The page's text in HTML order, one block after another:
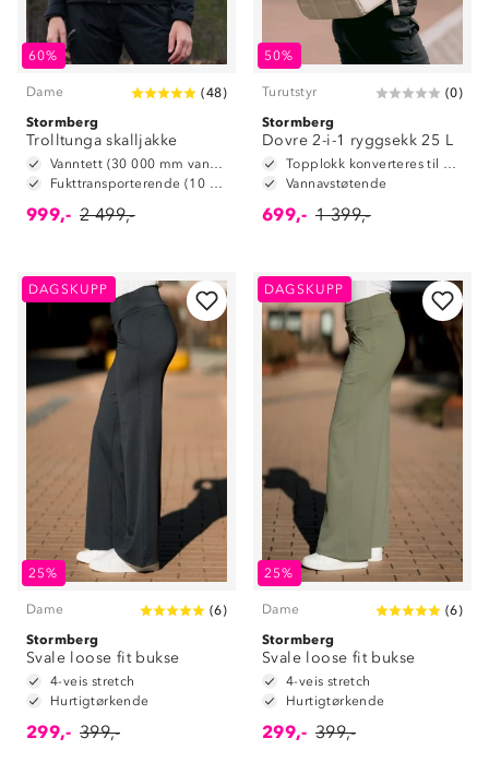
60%
Dame (48)
Stormberg
Trolltunga skalljakke
Vanntett (30 000 mm vannsøyle)
Fukttransporterende (10 000 g/m2/24t)
999,- 2 499,-
50%
Turutstyr (0)
Stormberg
Dovre 2-i-1 ryggsekk 25 L
Topplokk konverteres til hoftebelte
Vannavstøtende
699,- 1 399,-
DAGSKUPP
25%
Dame (6)
Stormberg
Svale loose fit bukse
4-veis stretch
Hurtigtørkende
299,- 399,-
DAGSKUPP
25%
Dame (6)
Stormberg
Svale loose fit bukse
4-veis stretch
Hurtigtørkende
299,- 399,-